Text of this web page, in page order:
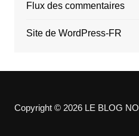
Flux des commentaires
Site de WordPress-FR
Copyright © 2026 LE BLOG